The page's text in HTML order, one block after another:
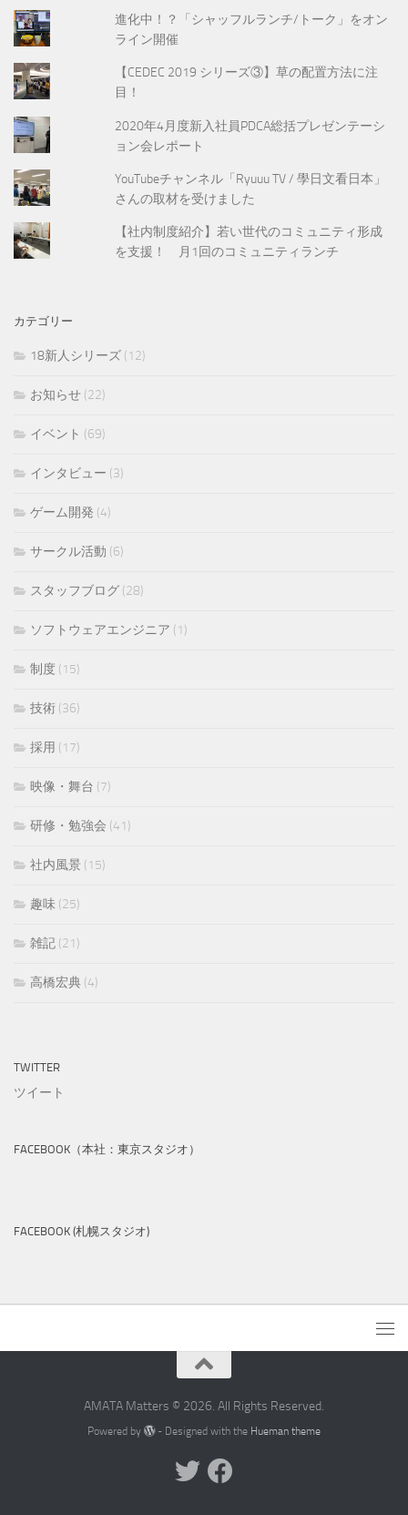
進化中！？「シャッフルランチ/トーク」をオン
ライン開催
【CEDEC 2019 シリーズ③】草の配置方法に注
目！
2020年4月度新入社員PDCA総括プレゼンテーシ
ョン会レポート
YouTubeチャンネル「Ryuuu TV / 學日文看日本」
さんの取材を受けました
【社内制度紹介】若い世代のコミュニティ形成
を支援！ 月1回のコミュニティランチ
カテゴリー
18新人シリーズ (12)
お知らせ (22)
イベント (69)
インタビュー (3)
ゲーム開発 (4)
サークル活動 (6)
スタッフブログ (28)
ソフトウェアエンジニア (1)
制度 (15)
技術 (36)
採用 (17)
映像・舞台 (7)
研修・勉強会 (41)
社内風景 (15)
趣味 (25)
雑記 (21)
高橋宏典 (4)
TWITTER
ツイート
FACEBOOK（本社：東京スタジオ）
FACEBOOK (札幌スタジオ)
AMATA Matters © 2026. All Rights Reserved.
Powered by - Designed with the Hueman theme